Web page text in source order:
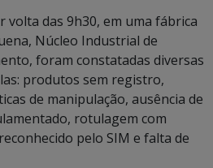
volta das 9h30, em uma fábrica
Núcleo Industrial de
foram constatadas diversas
produtos sem registro,
de manipulação, ausência de
rotulagem com
pelo SIM e falta de